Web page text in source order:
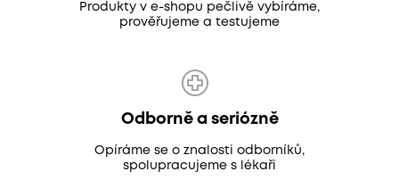
Produkty v e-shopu pečlivě vybíráme,
prověřujeme a testujeme
Odborně a seriózně
Opíráme se o znalosti odborníků,
spolupracujeme s lékaři